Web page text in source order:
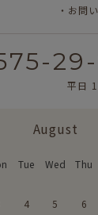
お問
平日
August
Tue Wed Thu
4 5 6